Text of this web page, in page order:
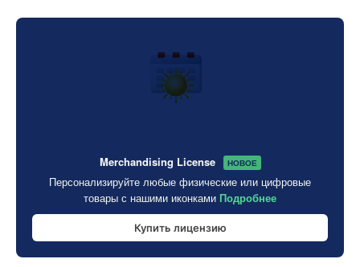
Merchandising License НОВОЕ
Персонализируйте любые физические или цифровые
товары с нашими иконками Подробнее
Купить лицензию